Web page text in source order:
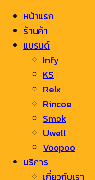
หน้าแรก
ร้านค้า
แบรนด์
Infy
KS
Relx
Rincoe
Smok
Uwell
Voopoo
บริการ
เกี่ยวกับเรา